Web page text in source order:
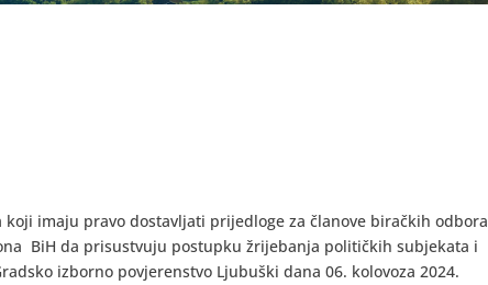
imaju pravo dostavljati prijedloge za članove biračkih odbora
BiH da prisustvuju postupku žrijebanja političkih subjekata i
izborno povjerenstvo Ljubuški dana 06. kolovoza 2024.